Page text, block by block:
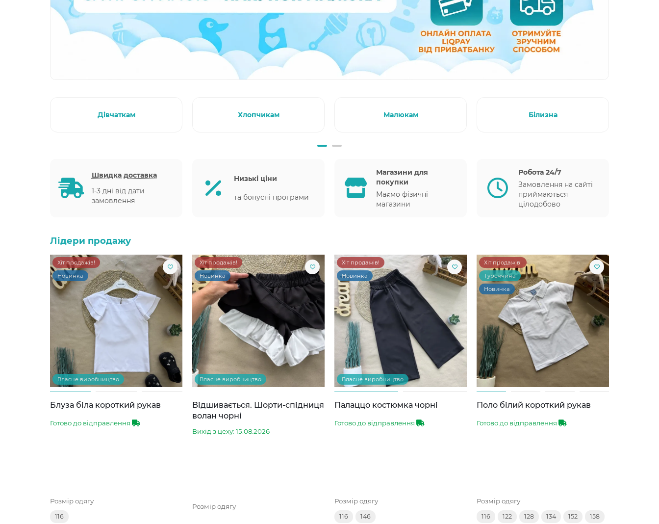
Дівчаткам Хлопчикам Малюкам Білизна
Швидка доставка
1-3 дні від дати
замовлення
Низькі ціни
та бонусні програми
Магазини для
покупки
Маємо фізичні
магазини
Робота 24/7
Замовлення на сайті
приймаються
цілодобово
Лідери продажу
Хіт продажів!
Новинка
Власне виробництво
Блуза біла короткий рукав
Готово до відправлення
Розмір одягу
116
Хіт продажів!
Новинка
Власне виробництво
Відшивається. Шорти-спідниця
волан чорні
Вихід з цеху: 15.08.2026
Розмір одягу
Хіт продажів!
Новинка
Власне виробництво
Палаццо костюмка чорні
Готово до відправлення
Розмір одягу
116 146
Хіт продажів!
Туреччина
Новинка
Поло білий короткий рукав
Готово до відправлення
Розмір одягу
116 122 128 134 152 158